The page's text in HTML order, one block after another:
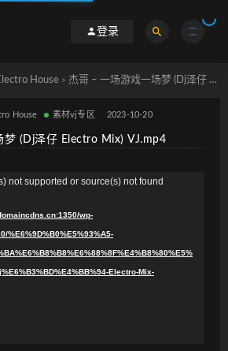
登录
House > 杰哥 – 一场游戏一场梦 (Dj泽仔 Electro Mix) VJ.mp4
House 素材vj专区 2023-10-20
梦 (Dj泽仔 Electro Mix) VJ.mp4
not supported or source(s) not found
wp-
%E6%9D%B0%E5%93%A5-
Electro-Mix-